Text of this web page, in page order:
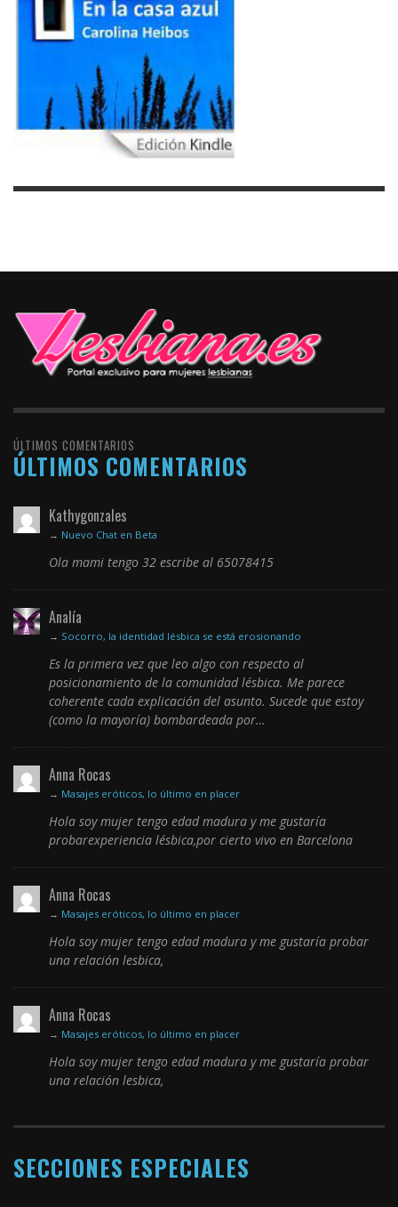
ÚLTIMOS COMENTARIOS
ÚLTIMOS COMENTARIOS
Kathygonzales
→ Nuevo Chat en Beta
Ola mami tengo 32 escribe al 65078415
Analía
→ Socorro, la identidad lésbica se está erosionando
Es la primera vez que leo algo con respecto al
posicionamiento de la comunidad lésbica. Me parece
coherente cada explicación del asunto. Sucede que estoy
(como la mayoría) bombardeada por…
Anna Rocas
→ Masajes eróticos, lo último en placer
Hola soy mujer tengo edad madura y me gustaría
probarexperiencia lésbica,por cierto vivo en Barcelona
Anna Rocas
→ Masajes eróticos, lo último en placer
Hola soy mujer tengo edad madura y me gustaría probar
una relación lesbica,
Anna Rocas
→ Masajes eróticos, lo último en placer
Hola soy mujer tengo edad madura y me gustaría probar
una relación lesbica,
SECCIONES ESPECIALES